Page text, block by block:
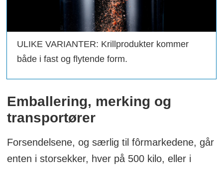
ULIKE VARIANTER: Krillprodukter kommer
både i fast og flytende form.
Emballering, merking og
transportører
Forsendelsene, og særlig til fôrmarkedene, går
enten i storsekker, hver på 500 kilo, eller i